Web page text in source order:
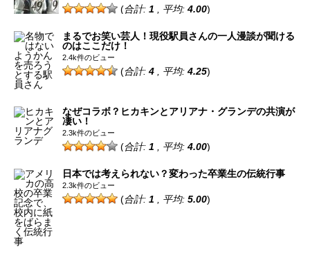
(合計: 1 , 平均: 4.00)
まるでお笑い芸人！現役駅員さんの一人漫談が聞ける
のはここだけ！
2.4k件のビュー
(合計: 4 , 平均: 4.25)
なぜコラボ？ヒカキンとアリアナ・グランデの共演が
凄い！
2.3k件のビュー
(合計: 1 , 平均: 4.00)
日本では考えられない？変わった卒業生の伝統行事
2.3k件のビュー
(合計: 1 , 平均: 5.00)